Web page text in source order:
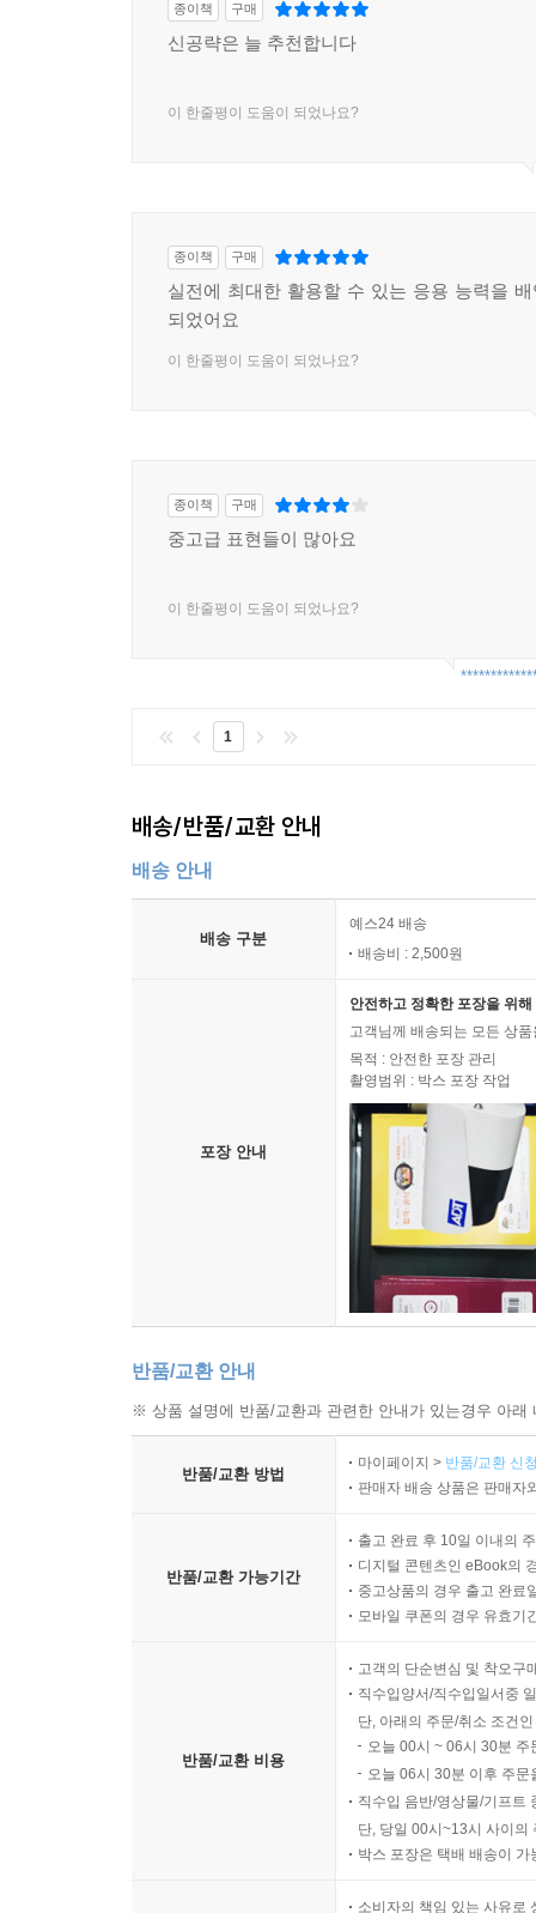
종이책 구매
신공략은 늘 추천합니다
이 한줄평이 도움이 되었나요?
종이책 구매
실전에 최대한 활용할 수 있는 응용 능력을
되었어요
이 한줄평이 도움이 되었나요?
종이책 구매
중고급 표현들이 많아요
이 한줄평이 도움이 되었나요?
1
배송/반품/교환 안내
배송 안내
배송 구분
예스24 배송
배송비 : 2,500원
포장 안내
안전하고 정확한 포장을 위
고객님께 배송되는 모든 상
목적 : 안전한 포장 관리
촬영범위 : 박스 포장 작업
반품/교환 안내
※ 상품 설명에 반품/교환과 관련한 안내가 있는경우 아
반품/교환 방법
마이페이지 > 반품/교환 신
판매자 배송 상품은 판매자
반품/교환 가능기간
출고 완료 후 10일 이내의
디지털 콘텐츠인 eBook의
중고상품의 경우 출고 완료
모바일 쿠폰의 경우 유효기
반품/교환 비용
고객의 단순변심 및 착오구
직수입양서/직수입일서중
단, 아래의 주문/취소 조건
오늘 00시 ~ 06시 30분
오늘 06시 30분 이후 주
직수입 음반/영상물/기프트
단, 당일 00시~13시 사이의
박스 포장은 택배 배송이
소비자의 책임 있는 사유로